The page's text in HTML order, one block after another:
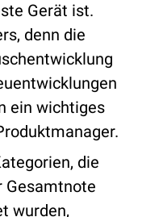
Gerät ist.
denn die
ein wichtiges
die
Gesamtnote
wurden,